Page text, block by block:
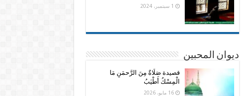
1 سبتمبر، 2024
ديوان المحبين
قصيدة صَلَاةٌ مِنَ الرَّحمَنِ مَا
الْمِسْكُ أَطْيَبُ
16 مايو، 2026